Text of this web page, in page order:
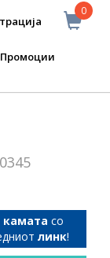
0
Промоции
камата со
линк!